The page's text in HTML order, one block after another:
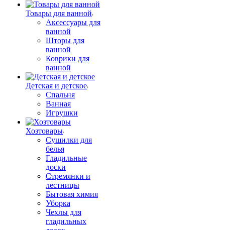
Товары для ванной
Аксессуары для
ванной
Шторы для
ванной
Коврики для
ванной
Детская и детское
Спальня
Ванная
Игрушки
Хозтовары
Сушилки для
белья
Гладильные
доски
Стремянки и
лестницы
Бытовая химия
Уборка
Чехлы для
гладильных